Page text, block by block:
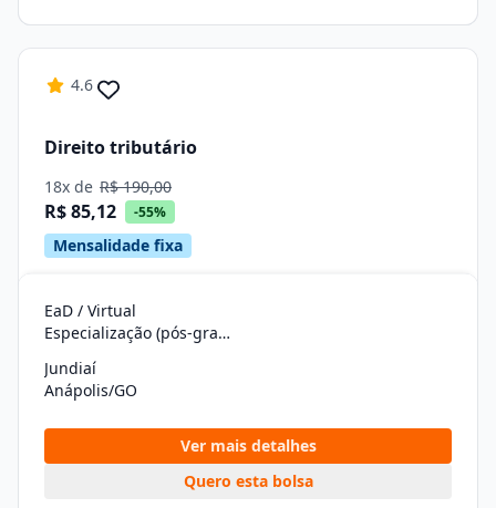
4.6
Direito tributário
18x de R$ 190,00
R$ 85,12 -55%
Mensalidade fixa
EaD / Virtual
Especialização (pós-graduação)
Jundiaí
Anápolis/GO
Ver mais detalhes
Quero esta bolsa